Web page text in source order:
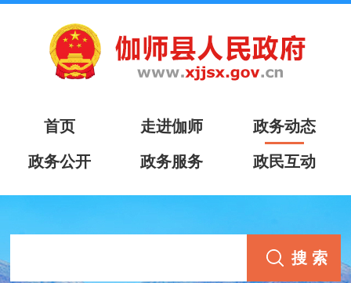
首页 走进伽师 政务动态
政务公开 政务服务 政民互动